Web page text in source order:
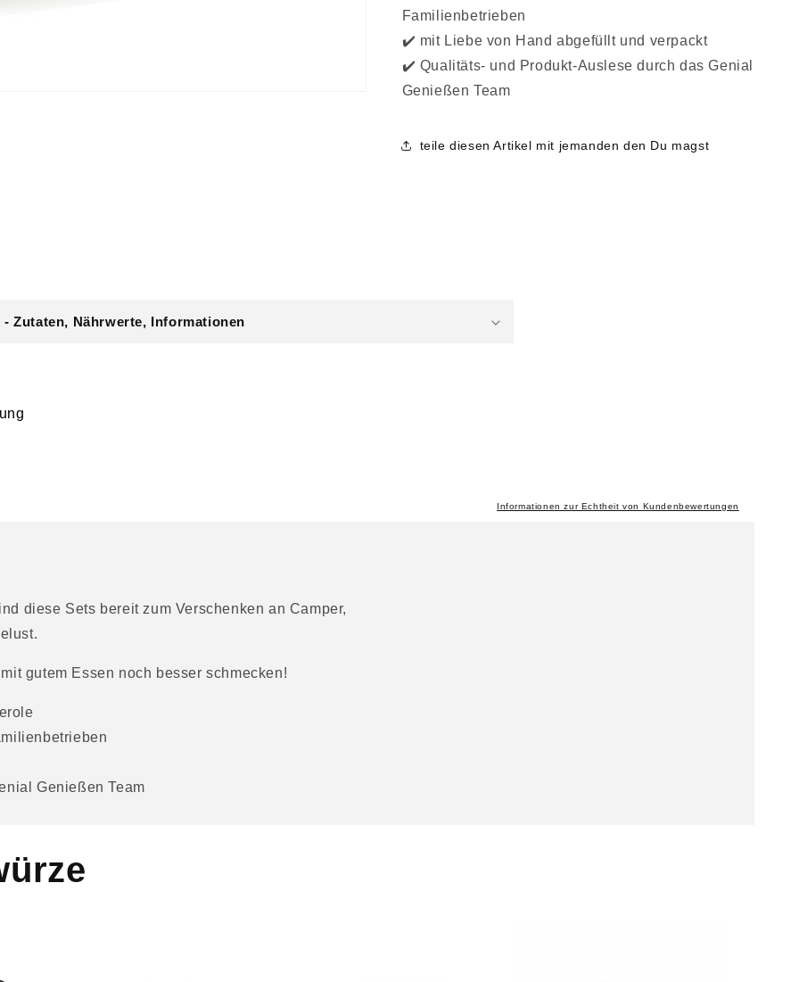
Familienbetrieben
✔️ mit Liebe von Hand abgefüllt und verpackt
✔️ Qualitäts- und Produkt-Auslese durch das Genial
Genießen Team
teile diesen Artikel mit jemanden den Du magst
Zutaten, Nährwerte, Informationen
Informationen zur Echtheit von Kundenbewertungen
diese Sets bereit zum Verschenken an Camper,
gutem Essen noch besser schmecken!
Genießen Team